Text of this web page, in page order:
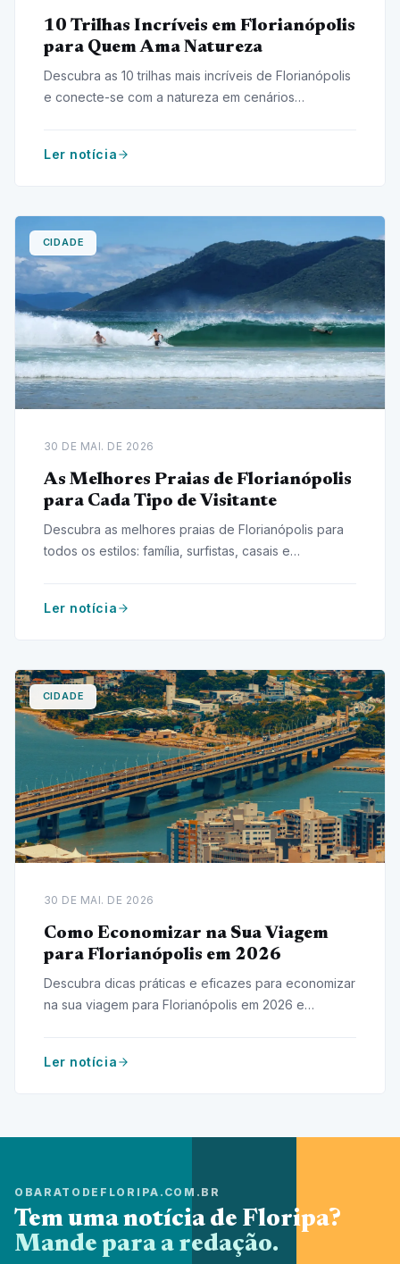
10 Trilhas Incríveis em Florianópolis
para Quem Ama Natureza
Descubra as 10 trilhas mais incríveis de Florianópolis
e conecte-se com a natureza em cenários
Ler notícia
CIDADE
30 DE MAI. DE 2026
As Melhores Praias de Florianópolis
para Cada Tipo de Visitante
Descubra as melhores praias de Florianópolis para
todos os estilos: família, surfistas, casais e
Ler notícia
CIDADE
30 DE MAI. DE 2026
Como Economizar na Sua Viagem
para Florianópolis em 2026
Descubra dicas práticas e eficazes para economizar
na sua viagem para Florianópolis em 2026 e
Ler notícia
OBARATODEFLORIPA.COM.BR
Tem uma notícia de Floripa?
Mande para a redação.